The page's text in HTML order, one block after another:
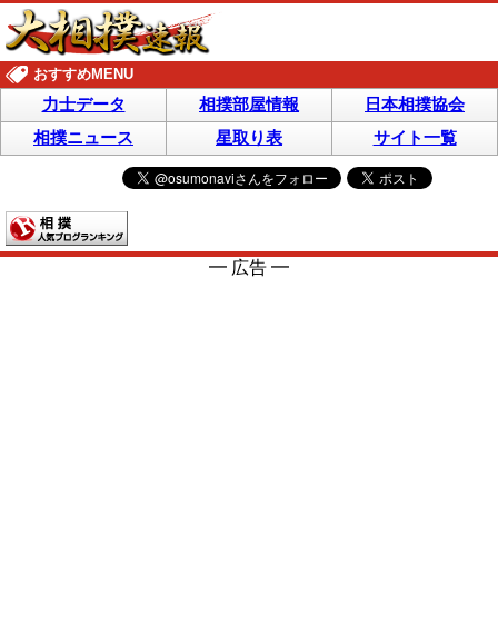
おすすめMENU
力士データ 相撲部屋情報
日本相撲協会
相撲ニュース
星取り表 サイト一覧
━ 広告 ━